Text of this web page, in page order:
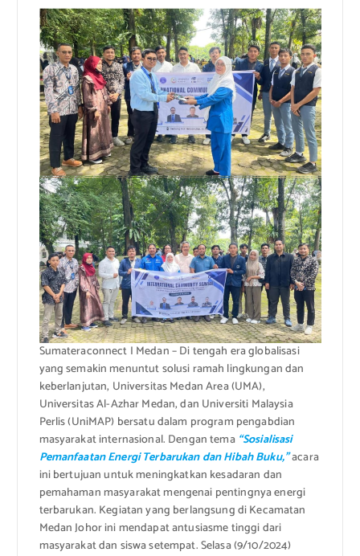
Sumateraconnect I Medan – Di tengah era globalisasi
yang semakin menuntut solusi ramah lingkungan dan
keberlanjutan, Universitas Medan Area (UMA),
Universitas Al-Azhar Medan, dan Universiti Malaysia
Perlis (UniMAP) bersatu dalam program pengabdian
masyarakat internasional. Dengan tema“Sosialisasi
Pemanfaatan Energi Terbarukan dan Hibah Buku,”acara
ini bertujuan untuk meningkatkan kesadaran dan
pemahaman masyarakat mengenai pentingnya energi
terbarukan. Kegiatan yang berlangsung di Kecamatan
Medan Johor ini mendapat antusiasme tinggi dari
masyarakat dan siswa setempat. Selasa (9/10/2024)